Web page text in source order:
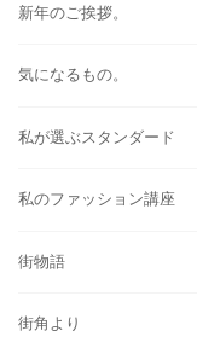
新年のご挨拶。
気になるもの。
私が選ぶスタンダード
私のファッション講座
街物語
街角より